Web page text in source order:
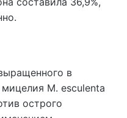
в
M. esculenta
острого